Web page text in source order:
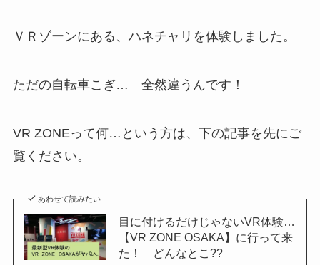
ＶＲゾーンにある、ハネチャリを体験しました。
ただの自転車こぎ… 全然違うんです！
VR ZONEって何…という方は、下の記事を先にご
覧ください。
あわせて読みたい
目に付けるだけじゃないVR体験…
【VR ZONE OSAKA】に行って来
た！ どんなとこ??